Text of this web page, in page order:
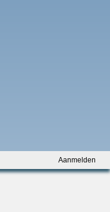
Aanmelden